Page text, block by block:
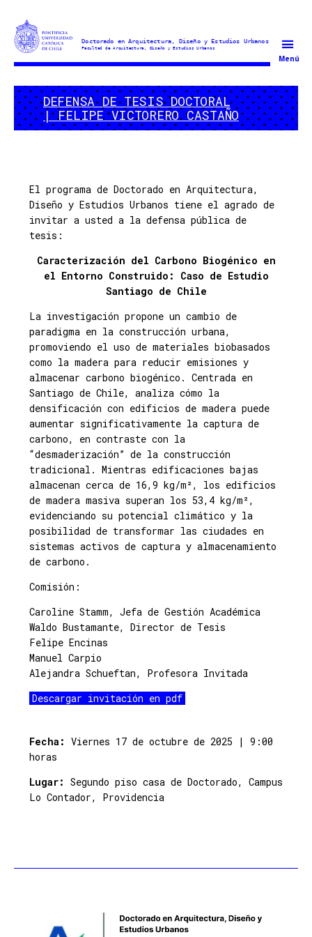
Doctorado
Arquitectura
y
Estudios
Urbanos
Menú
DEFENSA DE TESIS DOCTORAL
| FELIPE VICTORERO CASTAÑO
El programa de Doctorado en Arquitectura,
Diseño y Estudios Urbanos tiene el agrado de
invitar a usted a la defensa pública de
tesis:
Caracterización del Carbono Biogénico en
el Entorno Construido: Caso de Estudio
Santiago de Chile
La investigación propone un cambio de
paradigma en la construcción urbana,
promoviendo el uso de materiales biobasados
como la madera para reducir emisiones y
almacenar carbono biogénico. Centrada en
Santiago de Chile, analiza cómo la
densificación con edificios de madera puede
aumentar significativamente la captura de
carbono, en contraste con la
“desmaderización” de la construcción
tradicional. Mientras edificaciones bajas
almacenan cerca de 16,9 kg/m², los edificios
de madera masiva superan los 53,4 kg/m²,
evidenciando su potencial climático y la
posibilidad de transformar las ciudades en
sistemas activos de captura y almacenamiento
de carbono.
Comisión:
Caroline Stamm, Jefa de Gestión Académica
Waldo Bustamante, Director de Tesis
Felipe Encinas
Manuel Carpio
Alejandra Schueftan, Profesora Invitada
Descargar invitación en pdf
Fecha: Viernes 17 de octubre de 2025 | 9:00
horas
Lugar: Segundo piso casa de Doctorado, Campus
Lo Contador, Providencia